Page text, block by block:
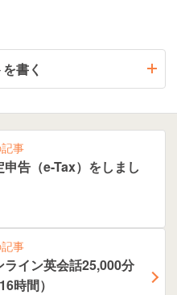
書く
事
申告（e-Tax）をしまし
事
ライン英会話25,000分
時間）